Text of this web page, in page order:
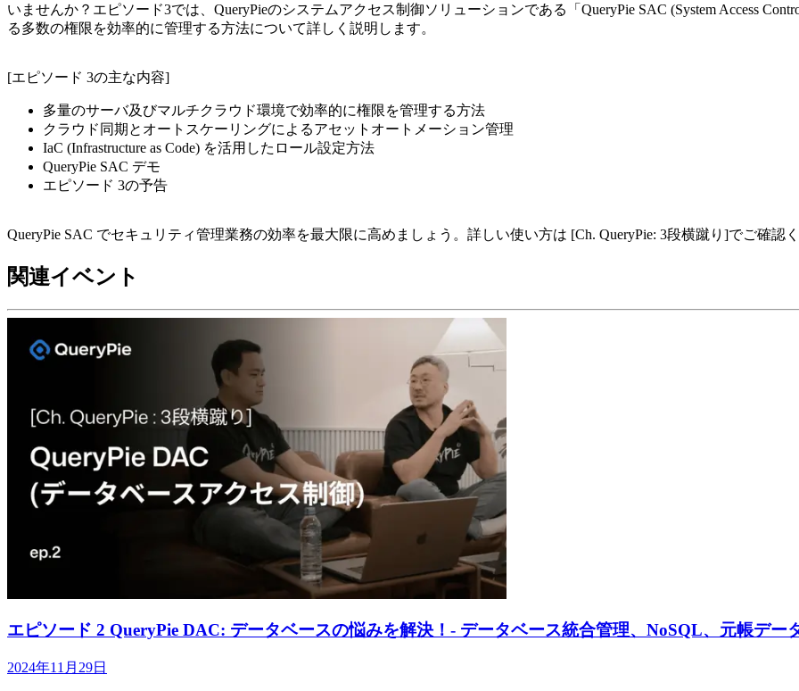
いませんか？エピソード3では、QueryPieのシステムアクセス制御ソリューションである「QueryPie SAC (System Access
る多数の権限を効率的に管理する方法について詳しく説明します。
[エピソード 3の主な内容]
多量のサーバ及びマルチクラウド環境で効率的に権限を管理する方法
クラウド同期とオートスケーリングによるアセットオートメーション管理
IaC (Infrastructure as Code) を活用したロール設定方法
QueryPie SAC デモ
エピソード 3の予告
QueryPie SAC でセキュリティ管理業務の効率を最大限に高めましょう。詳しい使い方は [Ch. QueryPie: 3段横蹴り]でご確認
関連イベント
エピソード 2 QueryPie DAC: データベースの悩みを解決！- データベース統合管理、NoSQL、元帳デー
2024年11月29日